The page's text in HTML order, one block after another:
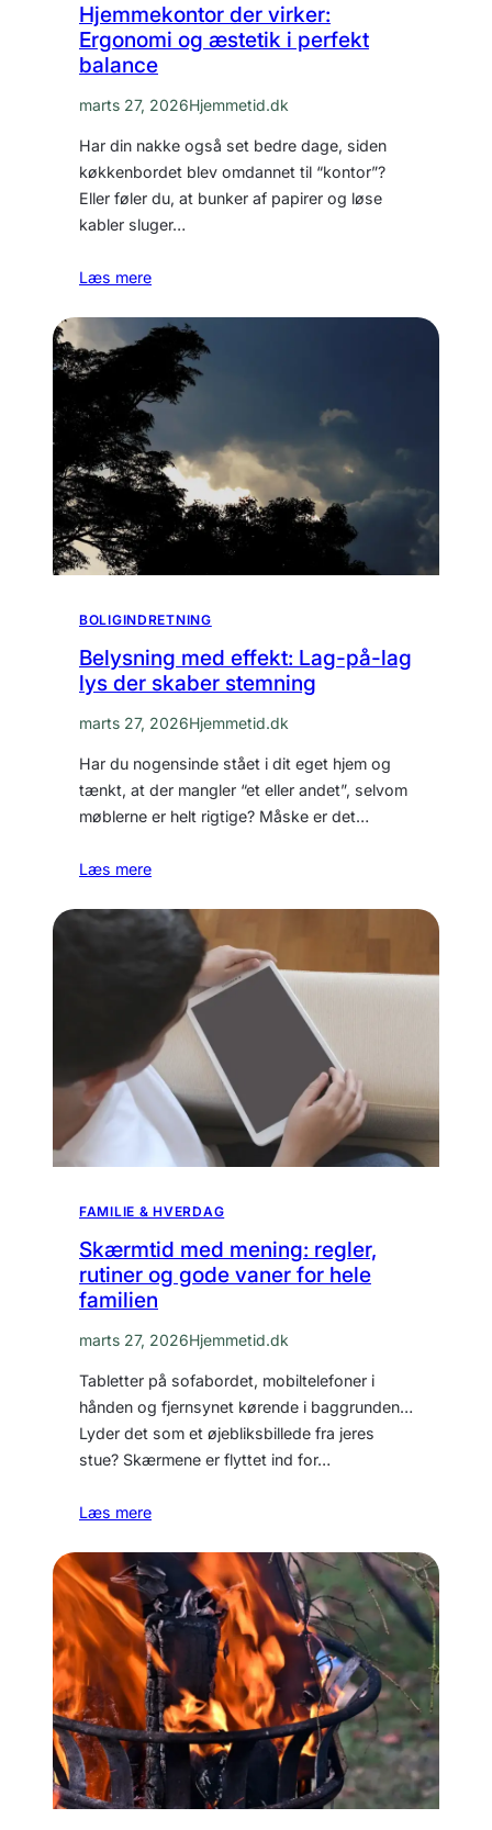
Hjemmekontor der virker:
Ergonomi og æstetik i perfekt
balance
marts 27, 2026Hjemmetid.dk
Har din nakke også set bedre dage, siden
køkkenbordet blev omdannet til “kontor”?
Eller føler du, at bunker af papirer og løse
kabler sluger…
Læs mere
BOLIGINDRETNING
Belysning med effekt: Lag-på-lag
lys der skaber stemning
marts 27, 2026Hjemmetid.dk
Har du nogensinde stået i dit eget hjem og
tænkt, at der mangler “et eller andet”, selvom
møblerne er helt rigtige? Måske er det…
Læs mere
FAMILIE & HVERDAG
Skærmtid med mening: regler,
rutiner og gode vaner for hele
familien
marts 27, 2026Hjemmetid.dk
Tabletter på sofabordet, mobiltelefoner i
hånden og fjernsynet kørende i baggrunden…
Lyder det som et øjebliksbillede fra jeres
stue? Skærmene er flyttet ind for…
Læs mere